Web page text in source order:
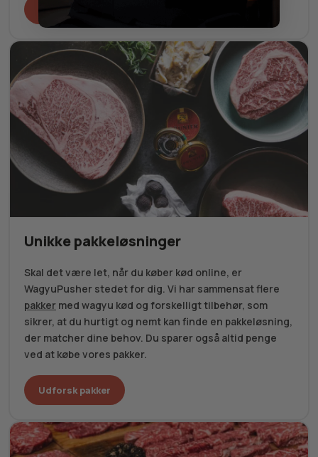
Unikke pakkeløsninger
Skal det være let, når du køber kød online, er
WagyuPusher stedet for dig. Vi har sammensat flere
pakker med wagyu kød og forskelligt tilbehør, som
sikrer, at du hurtigt og nemt kan finde en pakkeløsning,
der matcher dine behov. Du sparer også altid penge
ved at købe vores pakker.
Udforsk pakker